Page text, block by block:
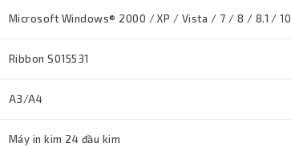
Microsoft Windows® 2000 / XP / Vista / 7 / 8 / 8.1 / 10
Ribbon S015531
A3/A4
Máy in kim 24 đầu kim